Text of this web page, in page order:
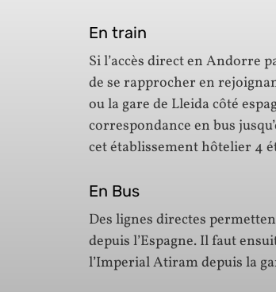
En train
Si l’accès direct en Andorre
de se rapprocher en
ou la gare de Lleida côté
correspondance en bus
cet établissement hôtelier 4
En Bus
Des lignes directes
depuis l’Espagne. Il faut
l’Imperial Atiram depuis la